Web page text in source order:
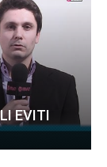
EVITI